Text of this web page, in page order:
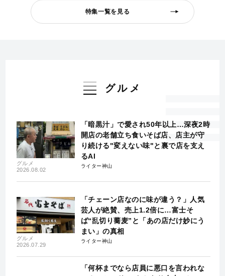
特集一覧を見る
グルメ
グルメ
2026.08.02
「暗黒汁」で愛され50年以上…深夜2時
開店の老舗立ち食いそば店、店主が守
り続ける"変えない味"と裏で店を支え
るAI
ライター神山
グルメ
2026.07.29
「チェーン店なのに味が違う？」人気
芸人が絶賛、売上1.2倍に…富士そ
ば“乱切り蕎麦”と「あの店だけ妙にう
まい」の真相
ライター神山
「何杯までなら店員に悪口を言われな